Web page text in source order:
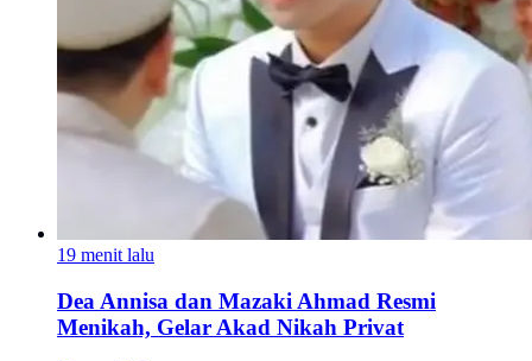
19 menit lalu
Dea Annisa dan Mazaki Ahmad Resmi
Menikah, Gelar Akad Nikah Privat